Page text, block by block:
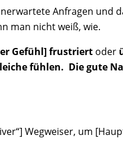
Anfragen und
man nicht weiß, wie.
Gefühl] frustriert oder
fühlen. Die gute
Wegweiser, um